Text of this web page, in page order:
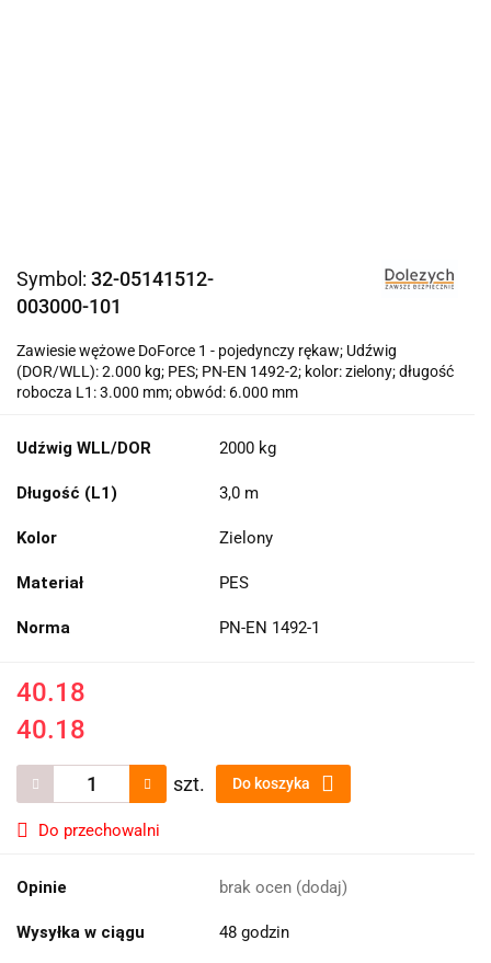
Symbol: 32-05141512-
003000-101
Zawiesie wężowe DoForce 1 - pojedynczy rękaw; Udźwig
(DOR/WLL): 2.000 kg; PES; PN-EN 1492-2; kolor: zielony; długość
robocza L1: 3.000 mm; obwód: 6.000 mm
Udźwig WLL/DOR 2000 kg
Długość (L1) 3,0 m
Kolor Zielony
Materiał PES
Norma PN-EN 1492-1
40.18
40.18
szt. Do koszyka
Do przechowalni
Opinie brak ocen (dodaj)
Wysyłka w ciągu 48 godzin